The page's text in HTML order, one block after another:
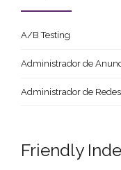
A/B Testing
Administrador de
Administrador de
Friendly